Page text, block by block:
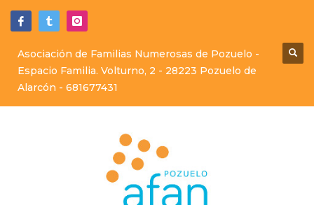
Asociación de Familias Numerosas de Pozuelo -
Espacio Familia. Volturno, 2 - 28223 Pozuelo de
Alarcón - 681677431